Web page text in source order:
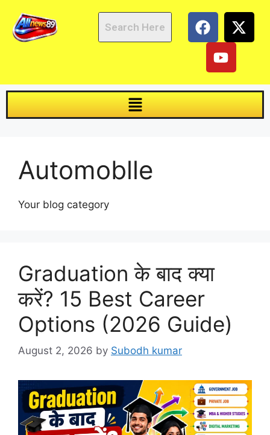
Automoblle
Your blog category
Graduation के बाद क्या
करें? 15 Best Career
Options (2026 Guide)
August 2, 2026 by Subodh kumar